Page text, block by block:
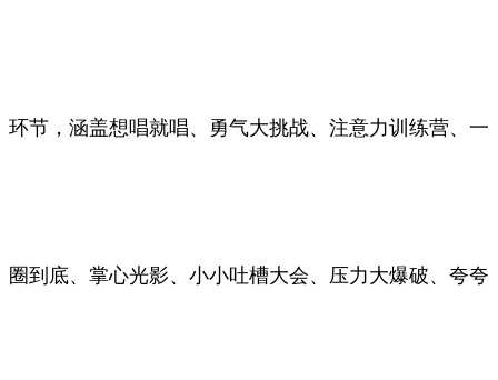
环节，涵盖想唱就唱、勇气大挑战、注意力训练营、一
圈到底、掌心光影、小小吐槽大会、压力大爆破、夸夸